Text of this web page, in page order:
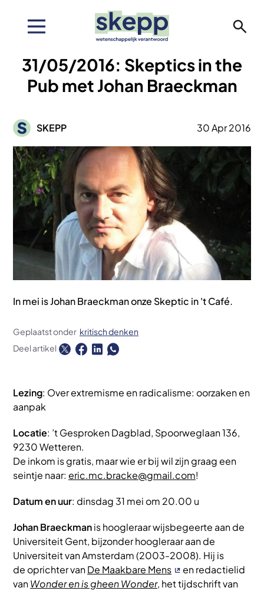
inhoud31/05/2016: Skeptics in the
Pub met Johan Braeckman
Afbeelding
SKEPP 30 Apr 2016
Afbeelding
In mei is Johan Braeckman onze Skeptic in 't Café.
Geplaatst onder kritisch denken
Deel artikel
Lezing: Over extremisme en radicalisme: oorzaken en
aanpak
Locatie: ’t Gesproken Dagblad, Spoorweglaan 136,
9230 Wetteren.
De inkom is gratis, maar wie er bij wil zijn graag een
seintje naar: eric.mc.bracke@gmail.com!
Datum en uur: dinsdag 31 mei om 20.00 u
Johan Braeckmanis hoogleraar wijsbegeerte aan de
Universiteit Gent, bijzonder hoogleraar aan de
Universiteit van Amsterdam (2003-2008). Hij is
de oprichter vanDe Maakbare Mens
en redactielid
vanWonder en is gheen Wonder, het tijdschrift van